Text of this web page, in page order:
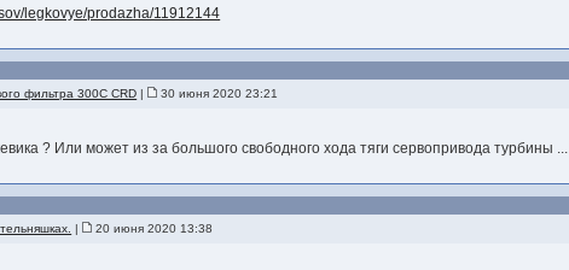
legkovye/prodazha/11912144
фильтра 300C CRD | 30 июня 2020 23:21
? Или может из за большого свободного хода тяги сервопривода турбины ...
| 20 июня 2020 13:38